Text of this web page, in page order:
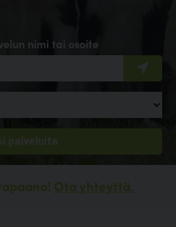
nimi tai osoite
Ota yhteyttä.